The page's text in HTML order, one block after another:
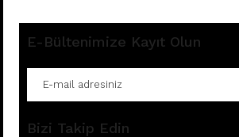
E-Bültenimize Kayıt Olun
Bizi Takip Edin